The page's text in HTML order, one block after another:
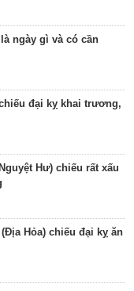
là ngày tốt hay
là ngày tốt hay
là ngày tốt hay ngày
chiếu là ngày tốt hay
ngày gì và có cần
đại kỵ khai trương,
Hư) chiếu rất xấu
Hỏa) chiếu đại kỵ ăn